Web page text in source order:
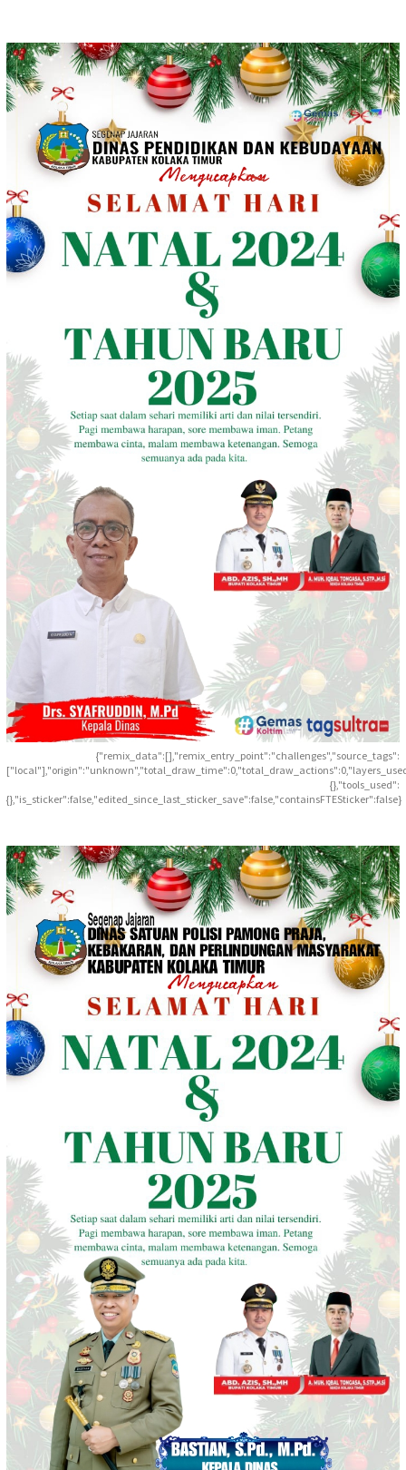
{"remix_data":[],"remix_entry_point":"challenges","source_tags":
{},"tools_used":
{},"is_sticker":false,"edited_since_last_sticker_save":false,"containsFTESticker":false}